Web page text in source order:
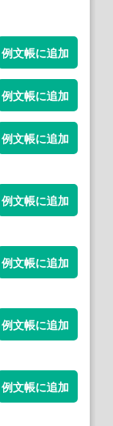
例文帳に追加
例文帳に追加
例文帳に追加
例文帳に追加
例文帳に追加
例文帳に追加
例文帳に追加